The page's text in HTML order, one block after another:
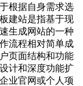
根据自身需求选
建站是指基于现
生成网站的一种
流程相对简单成
页面结构和功能
计和深度功能扩
业官网或个人项